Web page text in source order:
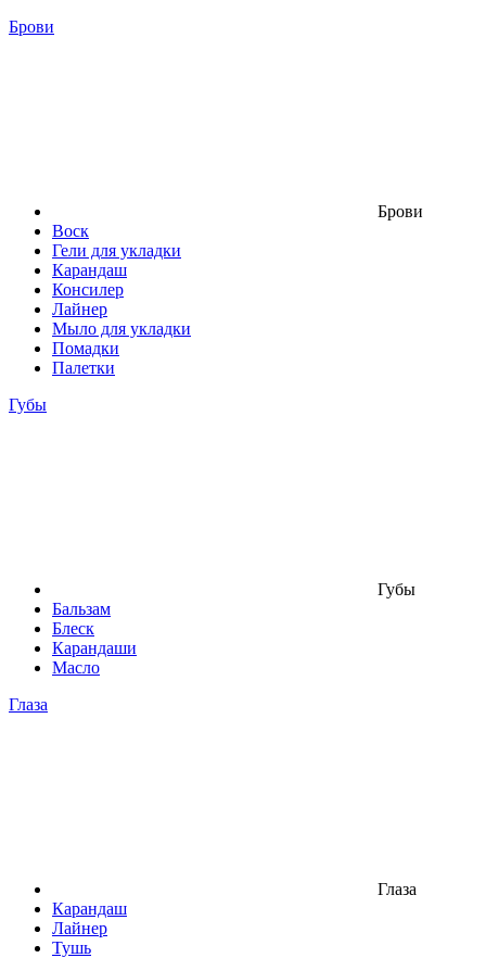
Брови
Брови
Воск
Гели для укладки
Карандаш
Консилер
Лайнер
Мыло для укладки
Помадки
Палетки
Губы
Губы
Бальзам
Блеск
Карандаши
Масло
Глаза
Глаза
Карандаш
Лайнер
Тушь